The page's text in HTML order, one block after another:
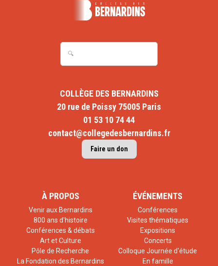
COLLÈGE DES BERNARDINS
20 rue de Poissy 75005 Paris
01 53 10 74 44
contact@collegedesbernardins.fr
Faire un don
À PROPOS
Venir aux Bernardins
800 ans d'histoire
Conférences & débats
Art et Culture
Pôle de Recherche
La Fondation des Bernardins
ÉVÉNEMENTS
Conférences
Visites thématiques
Expositions
Concerts
Colloque Journée d'étude
En famille